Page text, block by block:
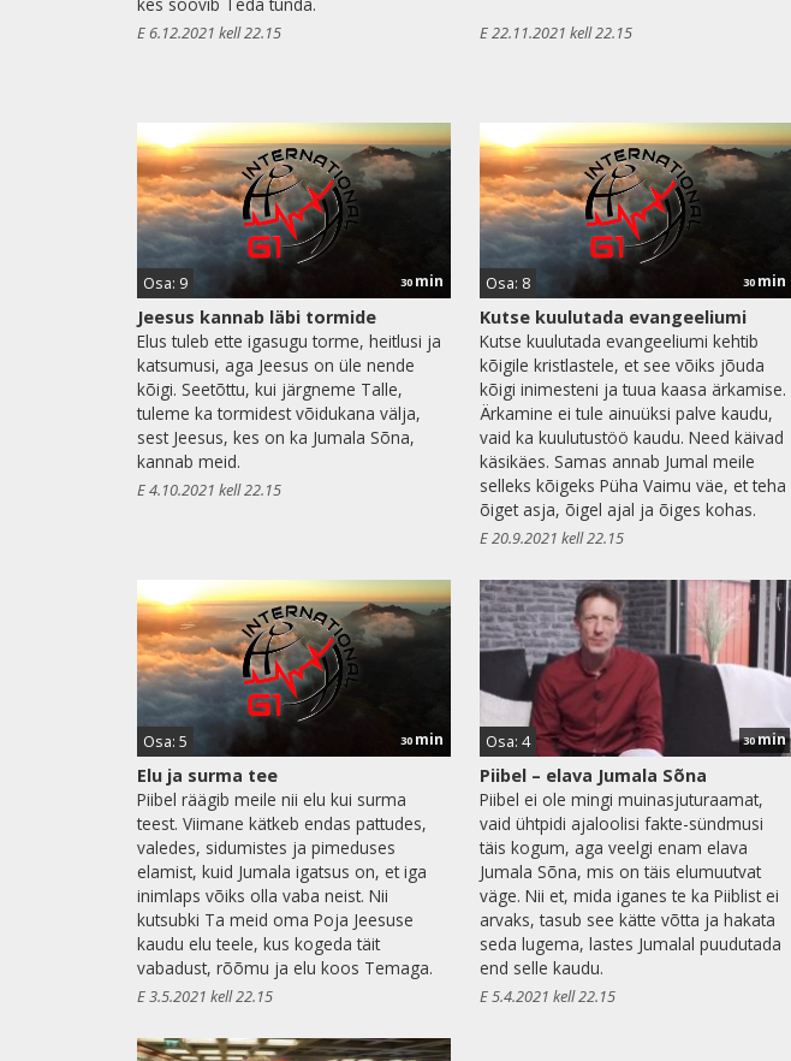
E 6.12.2021 kell 22.15 E 22.11.2021 kell 22.15
Osa: 9 30 min
Jeesus kannab läbi tormide
Elus tuleb ette igasugu torme, heitlusi ja
katsumusi, aga Jeesus on üle nende
kõigi. Seetõttu, kui järgneme Talle,
tuleme ka tormidest võidukana välja,
sest Jeesus, kes on ka Jumala Sõna,
kannab meid.
E 4.10.2021 kell 22.15
Osa: 8 30 min
Kutse kuulutada evangeeliumi
Kutse kuulutada evangeeliumi kehtib
kõigile kristlastele, et see võiks jõuda
kõigi inimesteni ja tuua kaasa ärkamise.
Ärkamine ei tule ainuüksi palve kaudu,
vaid ka kuulutustöö kaudu. Need käivad
käsikäes. Samas annab Jumal meile
selleks kõigeks Püha Vaimu väe, et teha
õiget asja, õigel ajal ja õiges kohas.
E 20.9.2021 kell 22.15
Osa: 5 30 min
Elu ja surma tee
Piibel räägib meile nii elu kui surma
teest. Viimane kätkeb endas pattudes,
valedes, sidumistes ja pimeduses
elamist, kuid Jumala igatsus on, et iga
inimlaps võiks olla vaba neist. Nii
kutsubki Ta meid oma Poja Jeesuse
kaudu elu teele, kus kogeda täit
vabadust, rõõmu ja elu koos Temaga.
E 3.5.2021 kell 22.15
Osa: 4 30min
Piibel – elava Jumala Sõna
Piibel ei ole mingi muinasjuturaamat,
vaid ühtpidi ajaloolisi fakte-sündmusi
täis kogum, aga veelgi enam elava
Jumala Sõna, mis on täis elumuutvat
väge. Nii et, mida iganes te ka Piiblist ei
arvaks, tasub see kätte võtta ja hakata
seda lugema, lastes Jumalal puudutada
end selle kaudu.
E 5.4.2021 kell 22.15